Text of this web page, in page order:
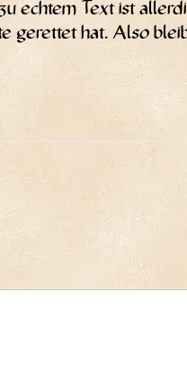
ech­tem Text ist
geret­tet hat. Also